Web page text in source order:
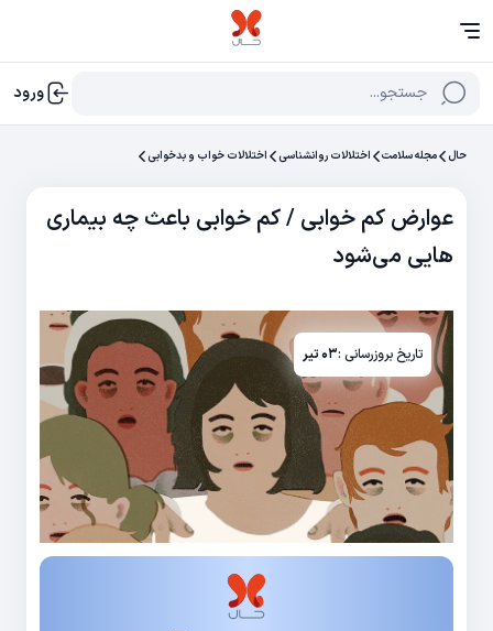
جستجو... ورود
حال مجله سلامت اختلالات روانشناسی اختلالات خواب و بدخوابی
عوارض کم خوابی / کم خوابی باعث چه بیماری
هایی می‌شود
تاریخ بروزرسانی :۰۳ تیر